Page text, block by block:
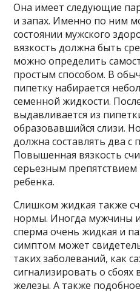
Она имеет следующие
и запах. Именно по ним
состоянии мужского
вязкость должна быть
можно определить
простым способом. В
пипетку набирается
семенной жидкости.
выдавливается из
образовавшийся слизи.
должна составлять два с
Повышенная вязкость
серьезным препятствием
ребенка.
Слишком жидкая также
нормы. Иногда мужчины
сперма очень жидкая и
симптом может
таких заболеваний, как
сигнализировать о
железы. А также